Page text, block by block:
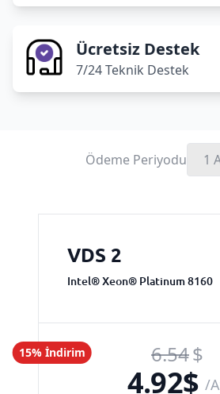
Ücretsiz Destek
7/24 Teknik Destek
Ödeme Periyodu
VDS 2
Intel® Xeon® Platinum 8160
15% İndirim 6.54$
4.92$ /